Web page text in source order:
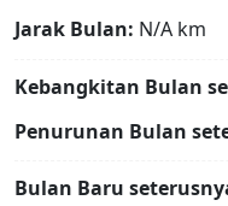
Jarak Bulan: N/A km
Kebangkitan Bulan
Penurunan Bulan
Bulan Baru